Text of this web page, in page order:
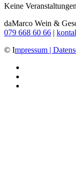
Keine
daMarco Wein &
079 668 60 66
© Impressum |